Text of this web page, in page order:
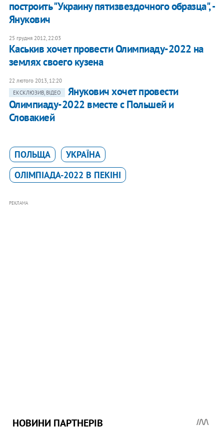
построить "Украину пятизвездочного образца", -
Янукович
25 грудня 2012, 22:03
Каськив хочет провести Олимпиаду-2022 на
землях своего кузена
22 лютого 2013, 12:20
ЕКСКЛЮЗИВ, ВІДЕО
Янукович хочет провести
Олимпиаду-2022 вместе с Польшей и
Словакией
ПОЛЬЩА
УКРАЇНА
ОЛІМПІАДА-2022 В ПЕКІНІ
РЕКЛАМА